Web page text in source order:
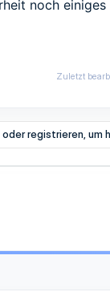
noch einiges
Zuletzt
registrieren, um